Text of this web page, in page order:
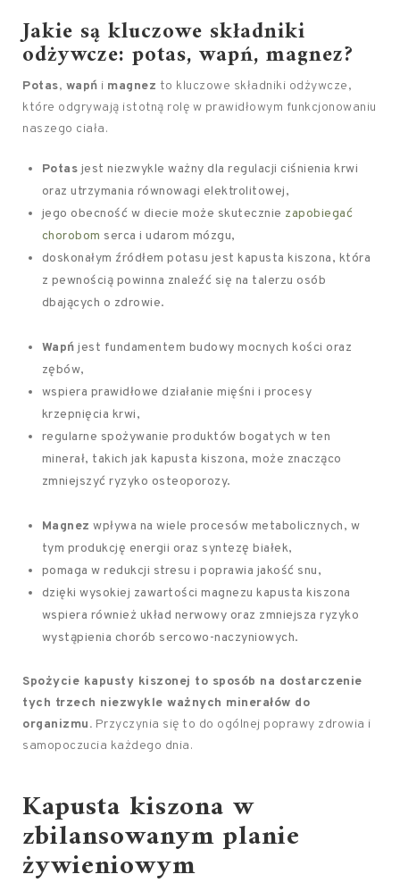
Jakie są kluczowe składniki
odżywcze: potas, wapń, magnez?
Potas, wapń i magnez to kluczowe składniki odżywcze,
które odgrywają istotną rolę w prawidłowym funkcjonowaniu
naszego ciała.
Potas jest niezwykle ważny dla regulacji ciśnienia krwi
oraz utrzymania równowagi elektrolitowej,
jego obecność w diecie może skutecznie zapobiegać
chorobom serca i udarom mózgu,
doskonałym źródłem potasu jest kapusta kiszona, która
z pewnością powinna znaleźć się na talerzu osób
dbających o zdrowie.
Wapń jest fundamentem budowy mocnych kości oraz
zębów,
wspiera prawidłowe działanie mięśni i procesy
krzepnięcia krwi,
regularne spożywanie produktów bogatych w ten
minerał, takich jak kapusta kiszona, może znacząco
zmniejszyć ryzyko osteoporozy.
Magnez wpływa na wiele procesów metabolicznych, w
tym produkcję energii oraz syntezę białek,
pomaga w redukcji stresu i poprawia jakość snu,
dzięki wysokiej zawartości magnezu kapusta kiszona
wspiera również układ nerwowy oraz zmniejsza ryzyko
wystąpienia chorób sercowo-naczyniowych.
Spożycie kapusty kiszonej to sposób na dostarczenie
tych trzech niezwykle ważnych minerałów do
organizmu. Przyczynia się to do ogólnej poprawy zdrowia i
samopoczucia każdego dnia.
Kapusta kiszona w
zbilansowanym planie
żywieniowym